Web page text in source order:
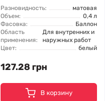
Разновидность:
матовая
Объем:
0,4 л
Фасовка:
Баллон
Область
применения:
Для внутренних и
наружных работ
Цвет:
белый
127.28 грн
В корзину